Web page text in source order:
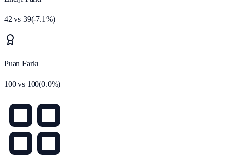
42 vs 39(-7.1%)
Puan Farkı
100vs 100(0.0%)